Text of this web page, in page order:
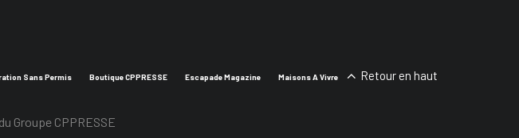
Sans Permis Boutique CPPRESSE Escapade Magazine Maisons A Vivre Retour en haut
Groupe CPPRESSE